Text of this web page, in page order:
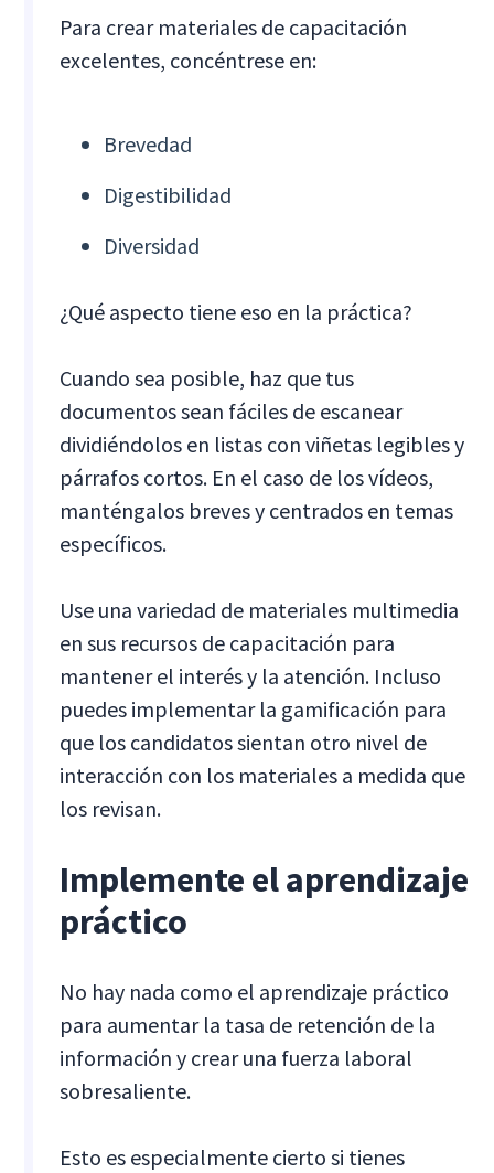
Para crear materiales de capacitación
excelentes, concéntrese en:
Brevedad
Digestibilidad
Diversidad
¿Qué aspecto tiene eso en la práctica?
Cuando sea posible, haz que tus
documentos sean fáciles de escanear
dividiéndolos en listas con viñetas legibles y
párrafos cortos. En el caso de los vídeos,
manténgalos breves y centrados en temas
específicos.
Use una variedad de materiales multimedia
en sus recursos de capacitación para
mantener el interés y la atención. Incluso
puedes implementar la gamificación para
que los candidatos sientan otro nivel de
interacción con los materiales a medida que
los revisan.
Implemente el aprendizaje
práctico
No hay nada como el aprendizaje práctico
para aumentar la tasa de retención de la
información y crear una fuerza laboral
sobresaliente.
Esto es especialmente cierto si tienes